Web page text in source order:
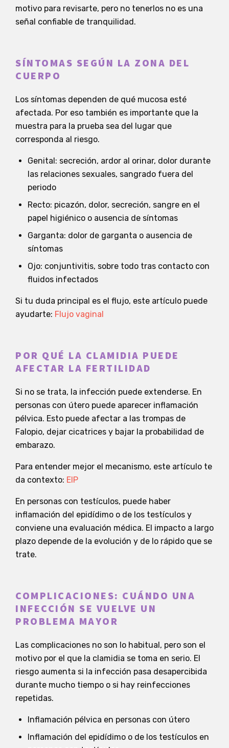
motivo para revisarte, pero no tenerlos no es una
señal confiable de tranquilidad.
SÍNTOMAS SEGÚN LA ZONA DEL
CUERPO
Los síntomas dependen de qué mucosa esté
afectada. Por eso también es importante que la
muestra para la prueba sea del lugar que
corresponda al riesgo.
Genital: secreción, ardor al orinar, dolor durante
las relaciones sexuales, sangrado fuera del
periodo
Recto: picazón, dolor, secreción, sangre en el
papel higiénico o ausencia de síntomas
Garganta: dolor de garganta o ausencia de
síntomas
Ojo: conjuntivitis, sobre todo tras contacto con
fluidos infectados
Si tu duda principal es el flujo, este artículo puede
ayudarte: Flujo vaginal
POR QUÉ LA CLAMIDIA PUEDE
AFECTAR LA FERTILIDAD
Si no se trata, la infección puede extenderse. En
personas con útero puede aparecer inflamación
pélvica. Esto puede afectar a las trompas de
Falopio, dejar cicatrices y bajar la probabilidad de
embarazo.
Para entender mejor el mecanismo, este artículo te
da contexto: EIP
En personas con testículos, puede haber
inflamación del epidídimo o de los testículos y
conviene una evaluación médica. El impacto a largo
plazo depende de la evolución y de lo rápido que se
trate.
COMPLICACIONES: CUÁNDO UNA
INFECCIÓN SE VUELVE UN
PROBLEMA MAYOR
Las complicaciones no son lo habitual, pero son el
motivo por el que la clamidia se toma en serio. El
riesgo aumenta si la infección pasa desapercibida
durante mucho tiempo o si hay reinfecciones
repetidas.
Inflamación pélvica en personas con útero
Inflamación del epidídimo o de los testículos en